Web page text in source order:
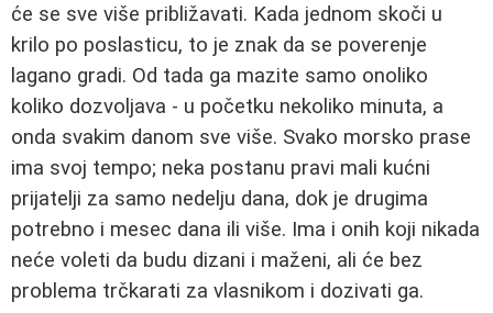
će se sve više približavati. Kada jednom skoči u
krilo po poslasticu, to je znak da se poverenje
lagano gradi. Od tada ga mazite samo onoliko
koliko dozvoljava - u početku nekoliko minuta, a
onda svakim danom sve više. Svako morsko prase
ima svoj tempo; neka postanu pravi mali kućni
prijatelji za samo nedelju dana, dok je drugima
potrebno i mesec dana ili više. Ima i onih koji nikada
neće voleti da budu dizani i maženi, ali će bez
problema trčkarati za vlasnikom i dozivati ga.